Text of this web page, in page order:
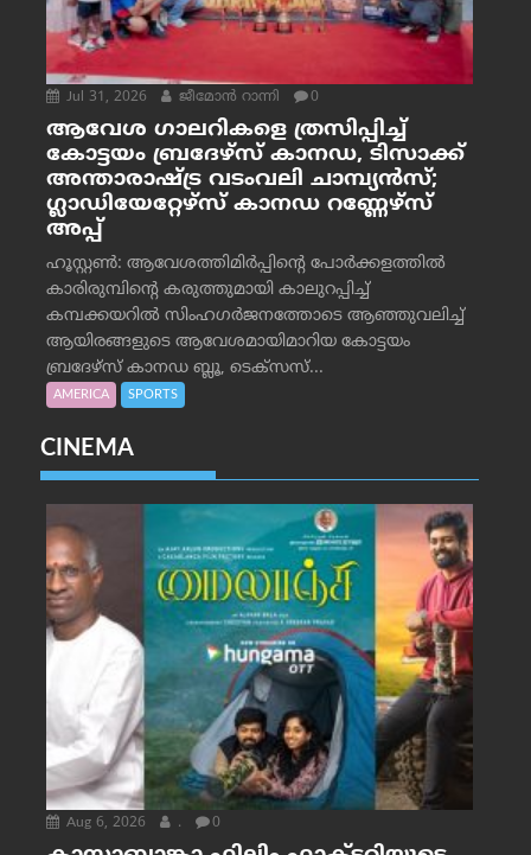
Jul 31, 2026 ജീമോന്‍ റാന്നി 0
ആവേശ ഗാലറികളെ ത്രസിപ്പിച്ച്
കോട്ടയം ബ്രദേഴ്‌സ് കാനഡ, ടിസാക്ക്
അന്താരാഷ്ട്ര വടംവലി ചാമ്പ്യന്‍സ്;
ഗ്ലാഡിയേറ്റേഴ്‌സ് കാനഡ റണ്ണേഴ്‌സ്
അപ്പ്
ഹൂസ്റ്റണ്‍: ആവേശത്തിമിര്‍പ്പിന്റെ പോര്‍ക്കളത്തില്‍
കാരിരുമ്പിന്റെ കരുത്തുമായി കാലുറപ്പിച്ച്
കമ്പക്കയറില്‍ സിംഹഗര്‍ജനത്തോടെ ആഞ്ഞുവലിച്ച്
ആയിരങ്ങളുടെ ആവേശമായിമാറിയ കോട്ടയം
ബ്രദേഴ്‌സ് കാനഡ ബ്ലൂ, ടെക്‌സസ്...
AMERICA SPORTS
CINEMA
Aug 6, 2026 . 0